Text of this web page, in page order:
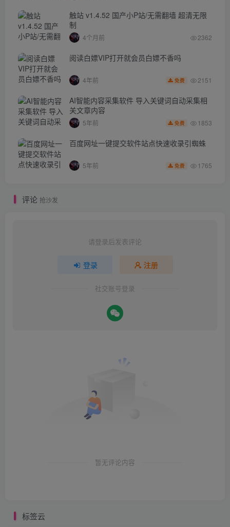
触站 v1.4.52 国产小P站/无需翻墙 超清无限
制
4个月前 2362
阅读白嫖VIP打开就会员白嫖不香吗
4年前 免费 2151
AI智能内容采集软件 导入关键词自动采集相
关文章内容
5年前 免费 1853
百度网址一键提交软件站点快速收录引蜘蛛
5年前 免费 1765
评论 抢沙发
请登录后发表评论
登录 注册
社交账号登录
暂无评论内容
标签云